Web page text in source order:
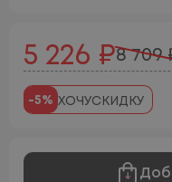
5 226 ₽8 709
-5% ХОЧУСКИДКУ